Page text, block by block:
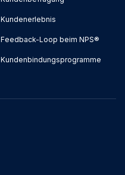
Kundenerlebnis
Feedback-Loop beim NPS®
Kundenbindungsprogramme